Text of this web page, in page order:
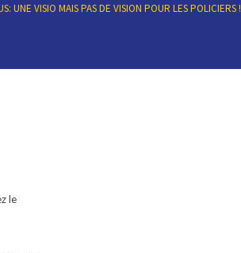
UNE VISIO MAIS PAS DE VISION POUR LES POLICIERS !
le